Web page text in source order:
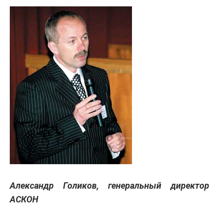
Александр Голиков, генеральный директор
АСКОН